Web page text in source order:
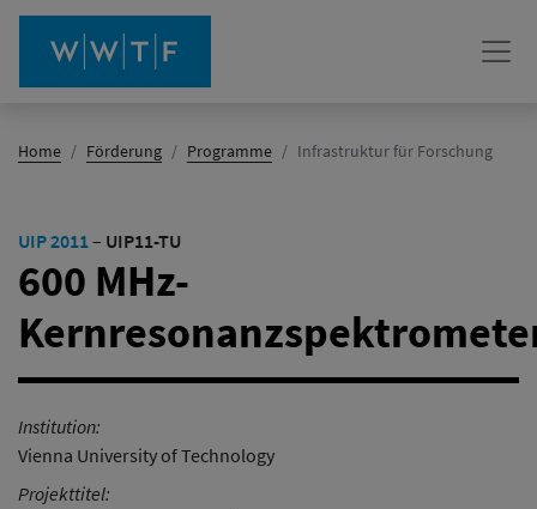
Home Förderung Programme Infrastruktur für Forschung(Aktiv)
UIP 2011– UIP11-TU
600 MHz-
Institution:
Vienna University of Technology
Projekttitel: